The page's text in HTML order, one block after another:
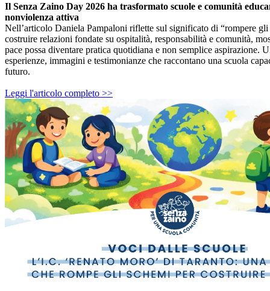
Il Senza Zaino Day 2026 ha trasformato scuole e comunità
nonviolenza attiva
Nell’articolo Daniela Pampaloni riflette sul significato di “rompere gli
costruire relazioni fondate su ospitalità, responsabilità e comunità,
pace possa diventare pratica quotidiana e non semplice aspirazione.
esperienze, immagini e testimonianze che raccontano una scuola
futuro.
Leggi l'articolo completo >>